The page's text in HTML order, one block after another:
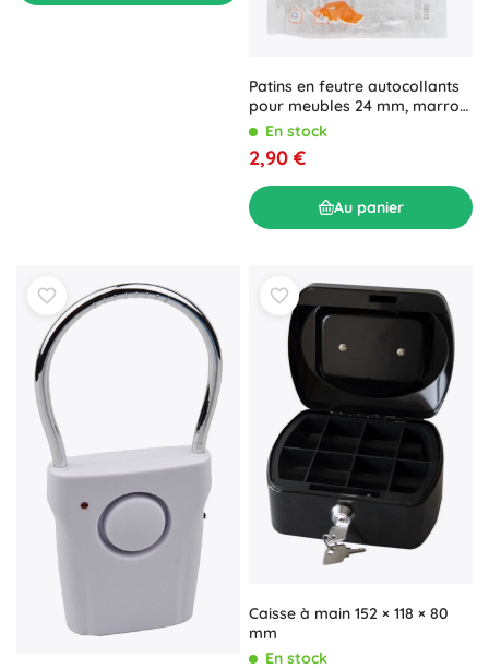
Patins en feutre autocollants
pour meubles 24 mm, marron
(16 pcs)
En stock
2,90 €
Au panier
Caisse à main 152 × 118 × 80
mm
En stock